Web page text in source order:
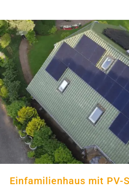
Einfamilienhaus
Speicher und
Einfamilienhaus mit PV-